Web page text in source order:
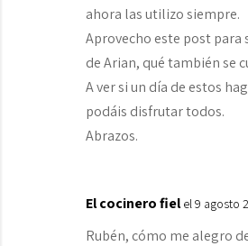
ahora las utilizo siempre.
Aprovecho este post para
de Arian, qué también se
A ver si un día de estos
podáis disfrutar todos.
Abrazos.
El cocinero fiel el 9 agosto
Rubén, cómo me alegro